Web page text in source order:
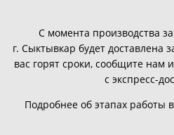
С момента производства
г. Сыктывкар будет доставлена
вас горят сроки, сообщите
с экспресс-
Подробнее об этапах работы